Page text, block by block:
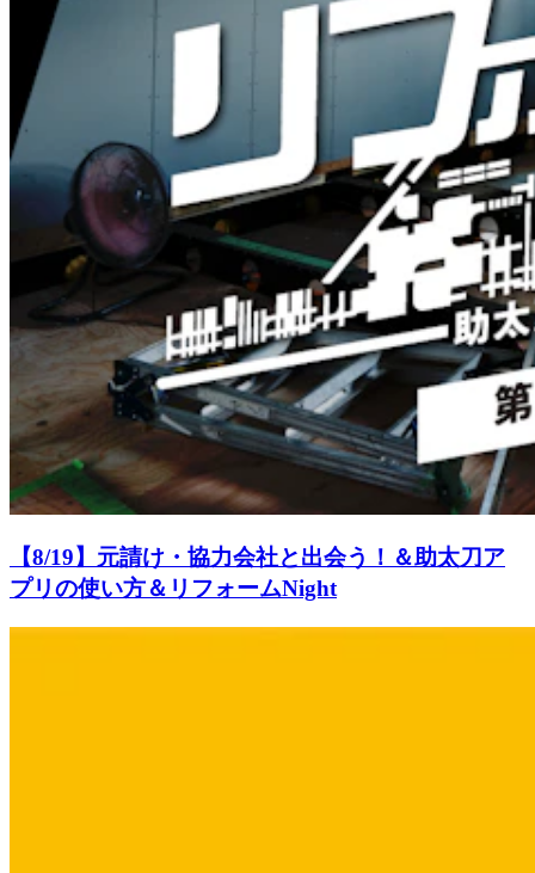
【8/19】元請け・協力会社と出会う！＆助太刀ア
プリの使い方＆リフォームNight